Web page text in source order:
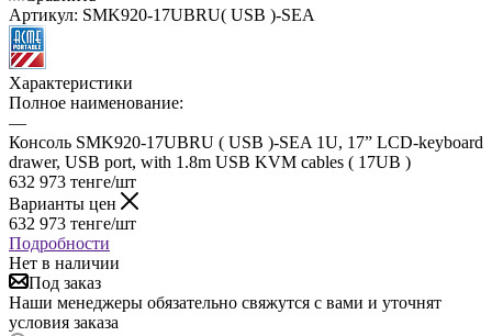
Артикул: SMK920-17UBRU( USB )-SEA
Характеристики
Полное наименование:
—
Консоль SMK920-17UBRU ( USB )-SEA 1U, 17” LCD-keyboard
drawer, USB port, with 1.8m USB KVM cables ( 17UB )
632 973 тенге/шт
Варианты цен
632 973 тенге/шт
Подробности
Нет в наличии
Под заказ
Наши менеджеры обязательно свяжутся с вами и уточнят
условия заказа